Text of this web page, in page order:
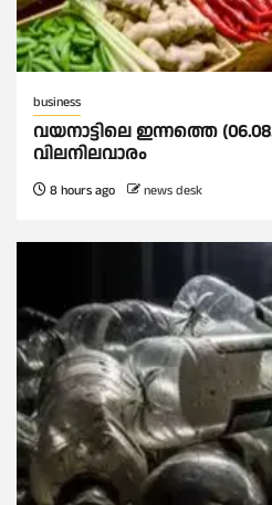
business
വയനാട്ടിലെ ഇന്നത്തെ
വിലനിലവാരം
8 hours ago news desk